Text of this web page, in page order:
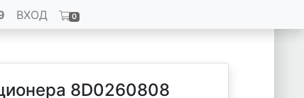
ВХОД 0
8D0260808